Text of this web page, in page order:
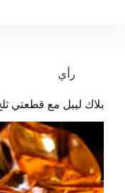
رأي
بلاك ليبل مع قطعتي